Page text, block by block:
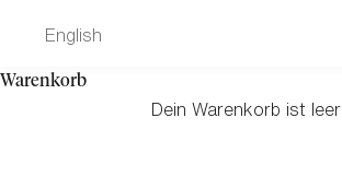
English
Warenkorb
Dein Warenkorb ist leer